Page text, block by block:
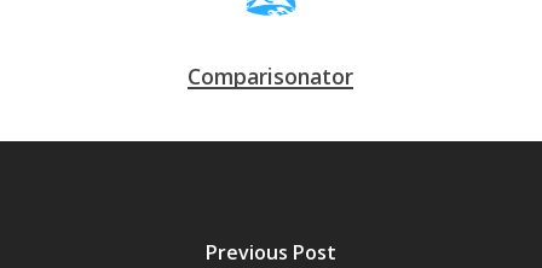
Comparisonator
Previous Post